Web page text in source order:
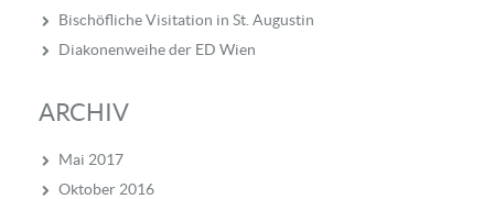
Bischöfliche Visitation in St. Augustin
Diakonenweihe der ED Wien
ARCHIV
Mai 2017
Oktober 2016